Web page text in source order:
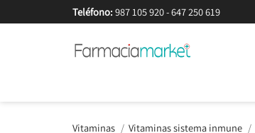
Teléfono: 987 105 920-647 250 619
Vitaminas Vitaminas sistema inmune